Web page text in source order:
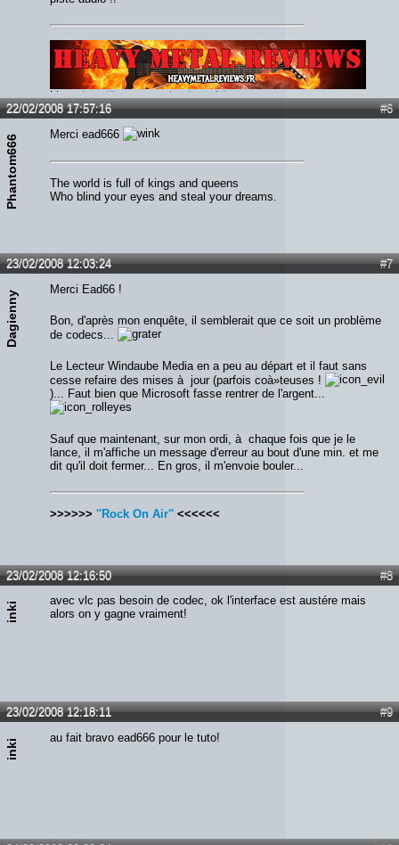
Lien :http://heavymetalreviews.fr/
#6
22/02/2008 17:57:16
Phantom666 Merci ead666
The world is full of kings and queens
Who blind your eyes and steal your dreams.
#7
23/02/2008 12:03:24
Dagienny
Merci Ead66 !
Bon, d'après mon enquête, il semblerait que ce soit un problème
de codecs...
Le Lecteur Windaube Media en a peu au départ et il faut sans
cesse refaire des mises à jour (parfois coà»teuses !
)... Faut bien que Microsoft fasse rentrer de l'argent...
Sauf que maintenant, sur mon ordi, à chaque fois que je le
lance, il m'affiche un message d'erreur au bout d'une min. et me
dit qu'il doit fermer... En gros, il m'envoie bouler...
>>>>>> ''Rock On Air'' <<<<<<
#8
23/02/2008 12:16:50
inki
avec vlc pas besoin de codec, ok l'interface est austére mais
alors on y gagne vraiment!
#9
23/02/2008 12:18:11
inki
au fait bravo ead666 pour le tuto!